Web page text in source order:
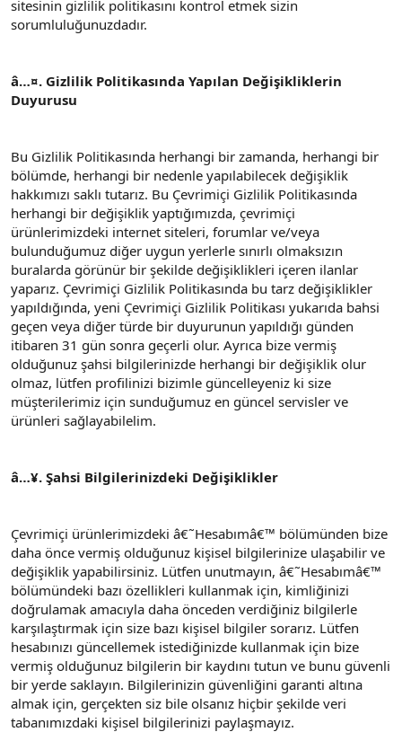
sitesinin gizlilik politikasını kontrol etmek sizin
sorumluluğunuzdadır.
â…¤. Gizlilik Politikasında Yapılan Değişikliklerin
Duyurusu
Bu Gizlilik Politikasında herhangi bir zamanda, herhangi bir
bölümde, herhangi bir nedenle yapılabilecek değişiklik
hakkımızı saklı tutarız. Bu Çevrimiçi Gizlilik Politikasında
herhangi bir değişiklik yaptığımızda, çevrimiçi
ürünlerimizdeki internet siteleri, forumlar ve/veya
bulunduğumuz diğer uygun yerlerle sınırlı olmaksızın
buralarda görünür bir şekilde değişiklikleri içeren ilanlar
yaparız. Çevrimiçi Gizlilik Politikasında bu tarz değişiklikler
yapıldığında, yeni Çevrimiçi Gizlilik Politikası yukarıda bahsi
geçen veya diğer türde bir duyurunun yapıldığı günden
itibaren 31 gün sonra geçerli olur. Ayrıca bize vermiş
olduğunuz şahsi bilgilerinizde herhangi bir değişiklik olur
olmaz, lütfen profilinizi bizimle güncelleyeniz ki size
müşterilerimiz için sunduğumuz en güncel servisler ve
ürünleri sağlayabilelim.
â…¥. Şahsi Bilgilerinizdeki Değişiklikler
Çevrimiçi ürünlerimizdeki â€˜Hesabımâ€™ bölümünden bize
daha önce vermiş olduğunuz kişisel bilgilerinize ulaşabilir ve
değişiklik yapabilirsiniz. Lütfen unutmayın, â€˜Hesabımâ€™
bölümündeki bazı özellikleri kullanmak için, kimliğinizi
doğrulamak amacıyla daha önceden verdiğiniz bilgilerle
karşılaştırmak için size bazı kişisel bilgiler sorarız. Lütfen
hesabınızı güncellemek istediğinizde kullanmak için bize
vermiş olduğunuz bilgilerin bir kaydını tutun ve bunu güvenli
bir yerde saklayın. Bilgilerinizin güvenliğini garanti altına
almak için, gerçekten siz bile olsanız hiçbir şekilde veri
tabanımızdaki kişisel bilgilerinizi paylaşmayız.